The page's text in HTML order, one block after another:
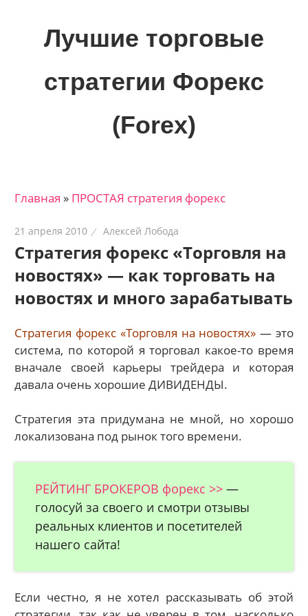
Лучшие торговые
стратегии Форекс
(Forex)
трейдеров
финансовых
рынках:
стратегии,
новости…
Главная » ПРОСТАЯ стратегия форекс
21 апреля 2010 Алексей Лобода
Стратегия форекс «Торговля на
новостях» — как торговать на
новостях и много зарабатывать
Стратегия форекс «Торговля на новостях» — это
система, по которой я торговал какое-то время
вначале своей карьеры трейдера и которая
давала очень хорошие ДИВИДЕНДЫ.
Стратегия эта придумана не мной, но хорошо
локализована под рынок того времени.
РЕЙТИНГ БРОКЕРОВ форекс >> —
голосуй за своего и смотри отзывы
реальных клиентов и посетителей
нашего сайта!
Если честно, я не хотел рассказывать об этой